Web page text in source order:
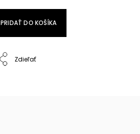
PRIDAŤ DO KOŠÍKA
Zdieľať